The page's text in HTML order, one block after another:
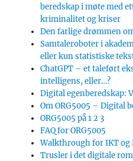
beredskap i møte med
kriminalitet og kriser
Den farlige drømmen
Samtaleroboter i
eller kun statistiske
ChatGPT – et taleført
intelligens, eller…?
Digital egenberedskap:
Om ORG5005 – Digital
ORG5005 på 1 2 3
FAQ for ORG5005
Walkthrough for IKT
Trusler i det digitale